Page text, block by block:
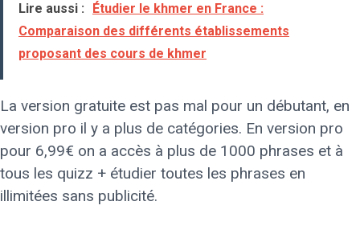
Lire aussi :
Étudier le khmer en France :
Comparaison des différents établissements
proposant des cours de khmer
La version gratuite est pas mal pour un débutant, en
version pro il y a plus de catégories. En version pro
pour 6,99€ on a accès à plus de 1000 phrases et à
tous les quizz + étudier toutes les phrases en
illimitées sans publicité.